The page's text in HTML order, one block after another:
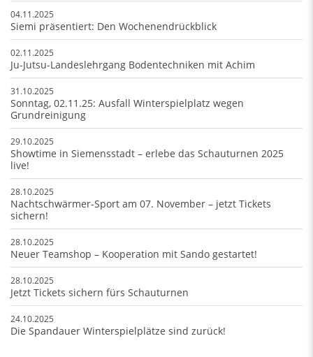
04.11.2025
Siemi präsentiert: Den Wochenendrückblick
02.11.2025
Ju-Jutsu-Landeslehrgang Bodentechniken mit Achim
31.10.2025
Sonntag, 02.11.25: Ausfall Winterspielplatz wegen
Grundreinigung
29.10.2025
Showtime in Siemensstadt – erlebe das Schauturnen 2025
live!
28.10.2025
Nachtschwärmer-Sport am 07. November – jetzt Tickets
sichern!
28.10.2025
Neuer Teamshop – Kooperation mit Sando gestartet!
28.10.2025
Jetzt Tickets sichern fürs Schauturnen
24.10.2025
Die Spandauer Winterspielplätze sind zurück!